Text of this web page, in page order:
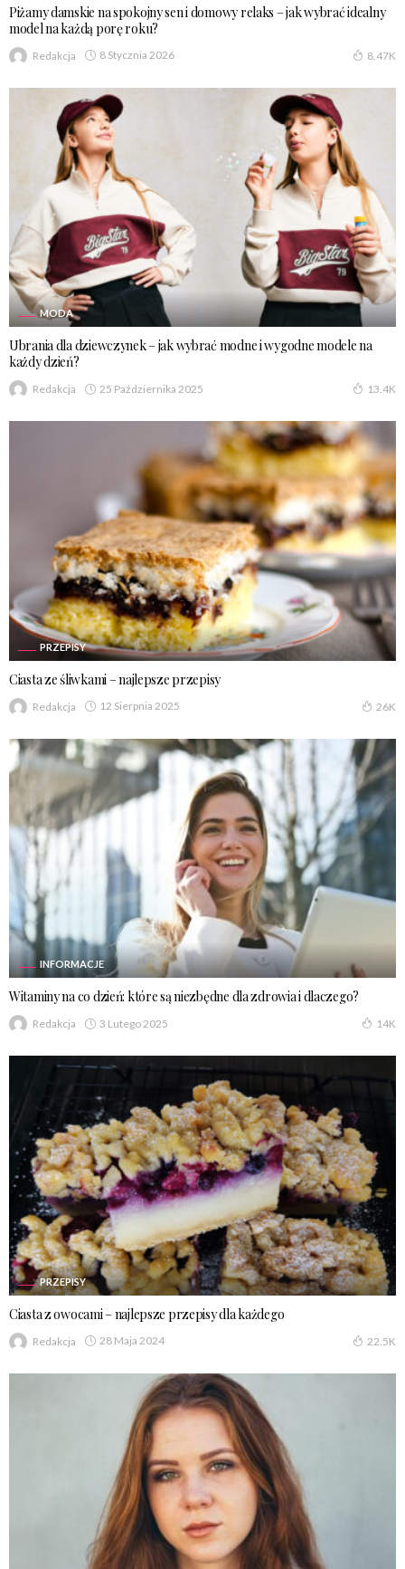
Piżamy damskie na spokojny sen i domowy relaks – jak wybrać idealny
model na każdą porę roku?
Redakcja 8 Stycznia 2026 8.47K
MODA
Ubrania dla dziewczynek – jak wybrać modne i wygodne modele na
każdy dzień?
Redakcja 25 Października 2025 13.4K
PRZEPISY
Ciasta ze śliwkami – najlepsze przepisy
Redakcja 12 Sierpnia 2025 26K
INFORMACJE
Witaminy na co dzień: które są niezbędne dla zdrowia i dlaczego?
Redakcja 3 Lutego 2025 14K
PRZEPISY
Ciasta z owocami – najlepsze przepisy dla każdego
Redakcja 28 Maja 2024 22.5K